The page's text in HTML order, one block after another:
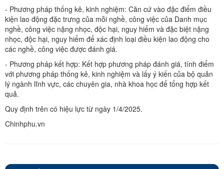
- Phương pháp thống kê, kinh nghiệm: Căn cứ vào đặc điểm điều
kiện lao động đặc trưng của mỗi nghề, công việc của Danh mục
nghề, công việc nặng nhọc, độc hại, nguy hiểm và đặc biệt nặng
nhọc, độc hại, nguy hiểm để xác định loại điều kiện lao động cho
các nghề, công việc được đánh giá.
- Phương pháp kết hợp: Kết hợp phương pháp đánh giá, tính điểm
với phương pháp thống kê, kinh nghiệm và lấy ý kiến của bộ quản
lý ngành lĩnh vực, các chuyên gia, nhà khoa học để tổng hợp kết
quả.
Quy định trên có hiệu lực từ ngày 1/4/2025.
Chinhphu.vn